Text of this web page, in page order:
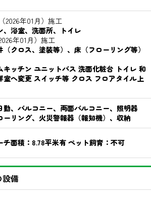
2026年01月）施工
、浴室、洗面所、トイレ
年01月）施工
（クロス、塗装等）、床（フローリング等）
キッチン ユニットバス 洗面化粧台 トイレ 和
室へ変更 スイッチ等 クロス フロアタイル上
勤、バルコニー、両面バルコニー、照明器
ーリング、火災警報器（報知機）、収納
チ面積：8.78平米有 ペット飼育：不可
設備